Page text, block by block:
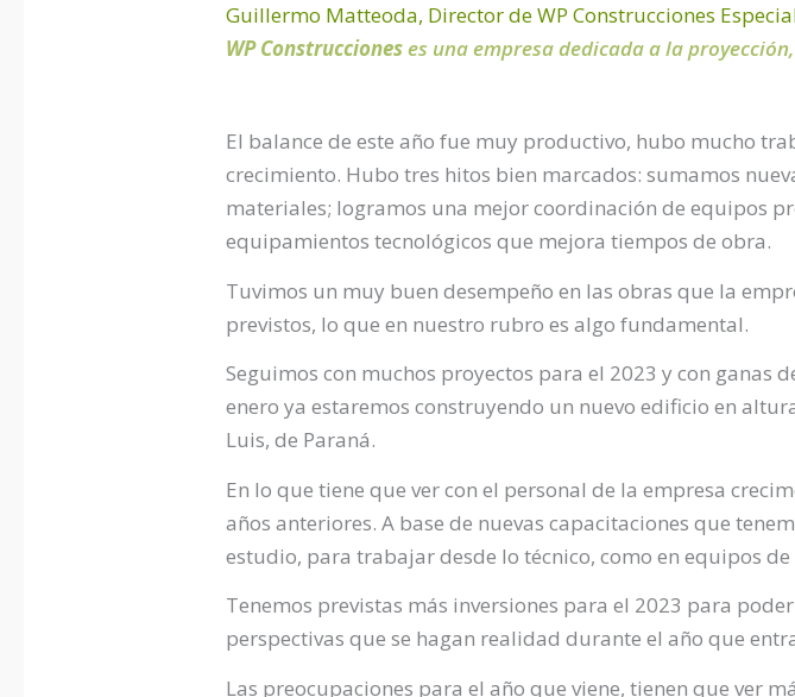
Guillermo Matteoda, Director de WP Construcciones
WP Construccioneses una empresa dedicada a la
El balance de este año fue muy productivo, hubo mucho
crecimiento. Hubo tres hitos bien marcados: sumamos
materiales; logramos una mejor coordinación de equipos
equipamientos tecnológicos que mejora tiempos de obra.
Tuvimos un muy buen desempeño en las obras que la
previstos, lo que en nuestro rubro es algo fundamental.
Seguimos con muchos proyectos para el 2023 y con ganas
enero ya estaremos construyendo un nuevo edificio en
Luis, de Paraná.
En lo que tiene que ver con el personal de la empresa
años anteriores. A base de nuevas capacitaciones que
estudio, para trabajar desde lo técnico, como en equipos
Tenemos previstas más inversiones para el 2023 para
perspectivas que se hagan realidad durante el año que
Las preocupaciones para el año que viene, tienen que ver